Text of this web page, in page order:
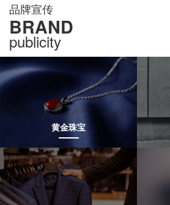
品牌宣传
BRAND
publicity
黄金珠宝